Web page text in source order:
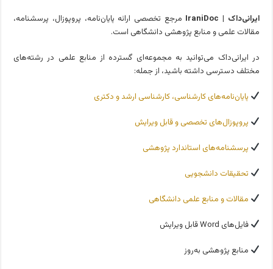
ایرانی‌داک | IraniDoc
مرجع تخصصی ارائه پایان‌نامه، پروپوزال، پرسشنامه،
مقالات علمی و منابع پژوهشی دانشگاهی است.
در ایرانی‌داک می‌توانید به مجموعه‌ای گسترده از منابع علمی در رشته‌های
مختلف دسترسی داشته باشید، از جمله:
پایان‌نامه‌های کارشناسی، کارشناسی ارشد و دکتری
پروپوزال‌های تخصصی و قابل ویرایش
پرسشنامه‌های استاندارد پژوهشی
تحقیقات دانشجویی
مقالات و منابع علمی دانشگاهی
فایل‌های Word قابل ویرایش
منابع پژوهشی به‌روز